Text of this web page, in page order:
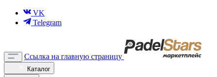
VK
Telegram
Ссылка на главную страницу
Каталог